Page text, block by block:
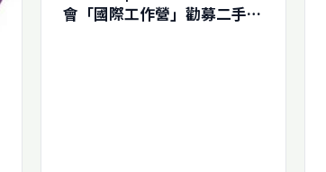
會「國際工作營」勸募二手電